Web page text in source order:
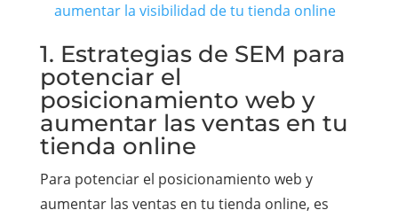
aumentar la visibilidad de tu tienda online
1. Estrategias de SEM para
potenciar el
posicionamiento web y
aumentar las ventas en tu
tienda online
Para potenciar el posicionamiento web y
aumentar las ventas en tu tienda online, es